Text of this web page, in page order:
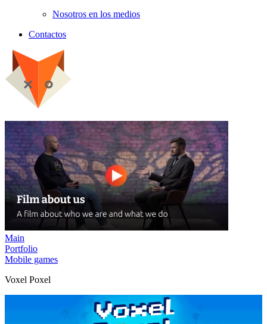
Nosotros en los medios
Contactos
Main
Portfolio
Mobile games
Voxel Poxel